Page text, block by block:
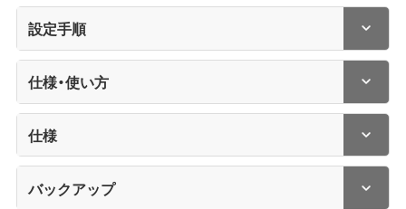
設定手順
仕様・使い方
仕様
バックアップ